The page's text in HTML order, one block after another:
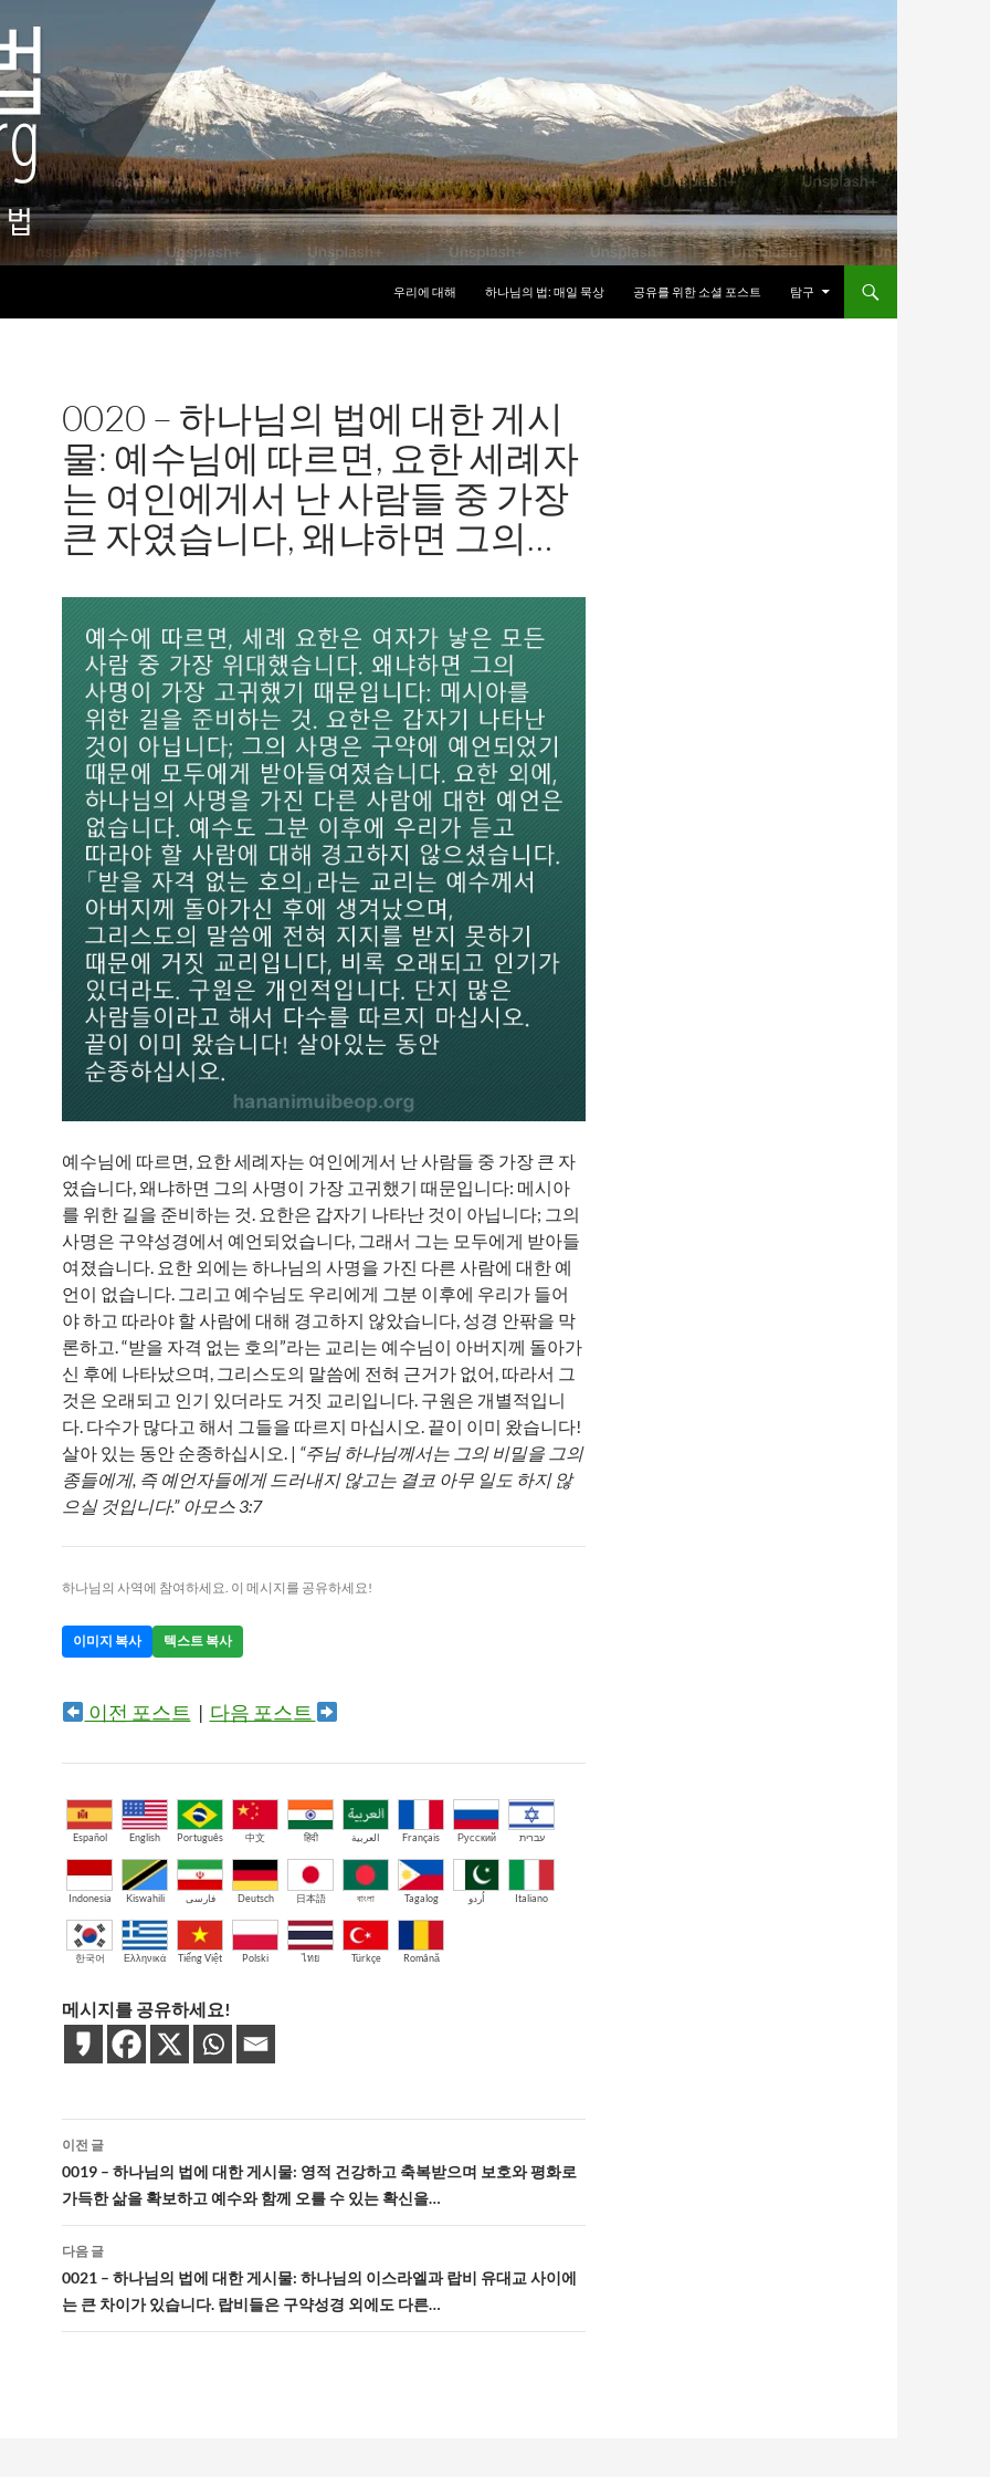
우리에 대해
하나님의 법: 매일 묵상 공유를 위한 소셜 포스트 탐구
0020 – 하나님의 법에 대한 게시
물: 예수님에 따르면, 요한 세례자
는 여인에게서 난 사람들 중 가장
큰 자였습니다, 왜냐하면 그의…
예수님에 따르면, 요한 세례자는 여인에게서 난 사람들 중 가장 큰 자
였습니다, 왜냐하면 그의 사명이 가장 고귀했기 때문입니다: 메시아
를 위한 길을 준비하는 것. 요한은 갑자기 나타난 것이 아닙니다; 그의
사명은 구약성경에서 예언되었습니다, 그래서 그는 모두에게 받아들
여졌습니다. 요한 외에는 하나님의 사명을 가진 다른 사람에 대한 예
언이 없습니다. 그리고 예수님도 우리에게 그분 이후에 우리가 들어
야 하고 따라야 할 사람에 대해 경고하지 않았습니다, 성경 안팎을 막
론하고. “받을 자격 없는 호의”라는 교리는 예수님이 아버지께 돌아가
신 후에 나타났으며, 그리스도의 말씀에 전혀 근거가 없어, 따라서 그
것은 오래되고 인기 있더라도 거짓 교리입니다. 구원은 개별적입니
다. 다수가 많다고 해서 그들을 따르지 마십시오. 끝이 이미 왔습니다!
살아 있는 동안 순종하십시오. | “주님 하나님께서는 그의 비밀을 그의
종들에게, 즉 예언자들에게 드러내지 않고는 결코 아무 일도 하지 않
으실 것입니다.” 아모스 3:7
하나님의 사역에 참여하세요. 이 메시지를 공유하세요!
이미지 복사 텍스트 복사
이전 포스트 | 다음 포스트
Español English Português 中文 हिंदी العربية Français Русский עברית
Indonesia Kiswahili فارسی Deutsch 日本語 বাংলা Tagalog اُردو Italiano
한국어 Ελληνικά Tiếng Việt Polski ไทย Türkçe Română
메시지를 공유하세요!
글
네
비
게
이
션
이전 글
0019 – 하나님의 법에 대한 게시물: 영적 건강하고 축복받으며 보호와 평화로
가득한 삶을 확보하고 예수와 함께 오를 수 있는 확신을…
다음 글
0021 – 하나님의 법에 대한 게시물: 하나님의 이스라엘과 랍비 유대교 사이에
는 큰 차이가 있습니다. 랍비들은 구약성경 외에도 다른…